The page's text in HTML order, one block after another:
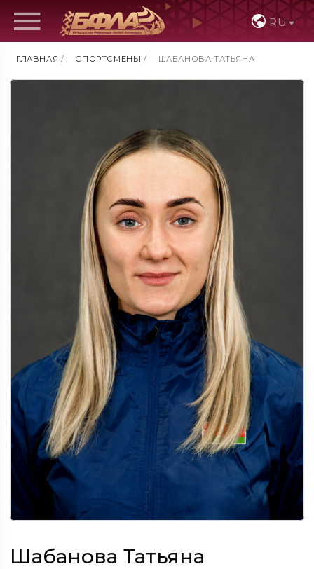
RU
ГЛАВНАЯ / СПОРТСМЕНЫ / ШАБАНОВА ТАТЬЯНА
Шабанова Татьяна